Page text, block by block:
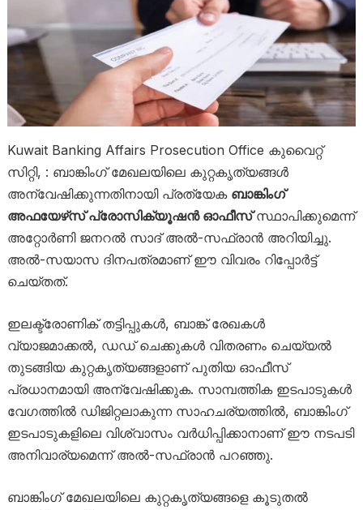
Kuwait Banking Affairs Prosecution Office കുവൈറ്റ്
സിറ്റി, : ബാങ്കിംഗ് മേഖലയിലെ കുറ്റകൃത്യങ്ങൾ
അന്വേഷിക്കുന്നതിനായി പ്രത്യേക ബാങ്കിംഗ്
അഫയേഴ്‌സ് പ്രോസിക്യൂഷൻ ഓഫീസ്സ്ഥാപിക്കുമെന്ന്
അറ്റോർണി ജനറൽ സാദ് അൽ-സഫ്രാൻ അറിയിച്ചു.
അൽ-സയാസ ദിനപത്രമാണ് ഈ വിവരം റിപ്പോർട്ട്
ചെയ്തത്.
ഇലക്ട്രോണിക് തട്ടിപ്പുകൾ, ബാങ്ക് രേഖകൾ
വ്യാജമാക്കൽ, ഡഡ് ചെക്കുകൾ വിതരണം ചെയ്യൽ
തുടങ്ങിയ കുറ്റകൃത്യങ്ങളാണ് പുതിയ ഓഫീസ്
പ്രധാനമായി അന്വേഷിക്കുക. സാമ്പത്തിക ഇടപാടുകൾ
വേഗത്തിൽ ഡിജിറ്റലാകുന്ന സാഹചര്യത്തിൽ, ബാങ്കിംഗ്
ഇടപാടുകളിലെ വിശ്വാസം വർധിപ്പിക്കാനാണ് ഈ നടപടി
അനിവാര്യമെന്ന് അൽ-സഫ്രാൻ പറഞ്ഞു.
ബാങ്കിംഗ് മേഖലയിലെ കുറ്റകൃത്യങ്ങളെ കൂടുതൽ